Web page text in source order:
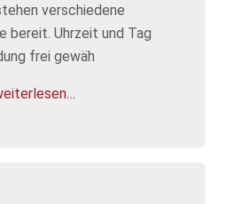
verschiedene
bereit. Uhrzeit und Tag
frei gewäh